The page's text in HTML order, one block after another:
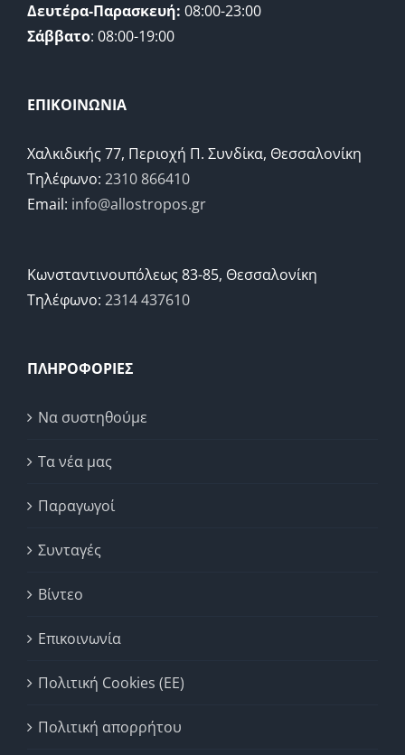
Δευτέρα-Παρασκευή: 08:00-23:00
Σάββατο: 08:00-19:00
ΕΠΙΚΟΙΝΩΝΙΑ
Χαλκιδικής 77, Περιοχή Π. Συνδίκα, Θεσσαλονίκη
Τηλέφωνο: 2310 866410
Email: info@allostropos.gr
Κωνσταντινουπόλεως 83-85, Θεσσαλονίκη
Τηλέφωνο: 2314 437610
ΠΛΗΡΟΦΟΡΙΕΣ
Να συστηθούμε
Τα νέα μας
Παραγωγοί
Συνταγές
Βίντεο
Επικοινωνία
Πολιτική Cookies (ΕΕ)
Πολιτική απορρήτου